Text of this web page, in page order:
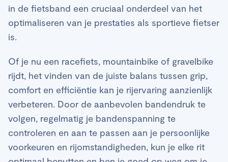
in de fietsband een cruciaal onderdeel van het
optimaliseren van je prestaties als sportieve fietser
is.
Of je nu een racefiets, mountainbike of gravelbike
rijdt, het vinden van de juiste balans tussen grip,
comfort en efficiëntie kan je rijervaring aanzienlijk
verbeteren. Door de aanbevolen bandendruk te
volgen, regelmatig je bandenspanning te
controleren en aan te passen aan je persoonlijke
voorkeuren en rijomstandigheden, kun je elke rit